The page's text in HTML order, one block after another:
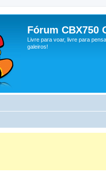
Fórum CBX750
Livre para voar, livre para
galeiros!